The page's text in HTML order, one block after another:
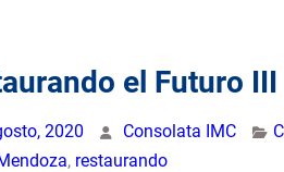
el Futuro III
2020 Consolata IMC
, restaurando